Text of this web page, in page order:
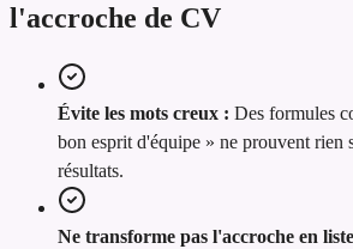
l'accroche de CV
Évite les mots creux : Des formules
bon esprit d'équipe » ne prouvent rien
résultats.
Ne transforme pas l'accroche en